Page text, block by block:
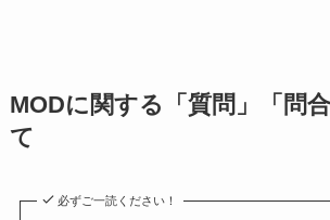
MODに関する「質問」「問
て
必ずご一読ください！